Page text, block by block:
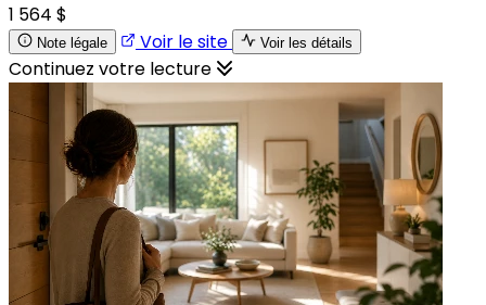
1 564 $
Note légale Voir le site Voir les détails
Continuez votre lecture